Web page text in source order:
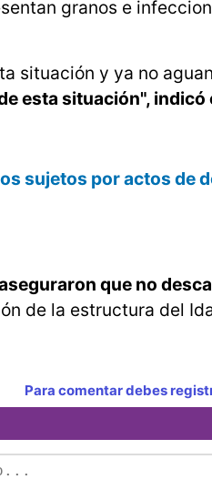
granos e
situación y ya no
esta situación", indicó
sujetos por actos de
que no
de la estructura del
Para comentar debes